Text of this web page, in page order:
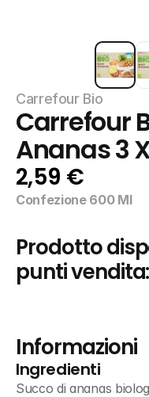
Carrefour Bio
Carrefour
Ananas 3
2,59 €
Confezione 600 Ml
Prodotto
punti vendita:
Informazioni
Ingredienti
Succo di ananas